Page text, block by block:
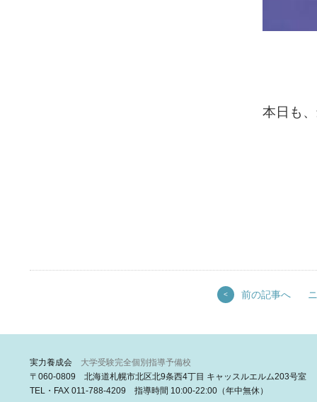
本日も
< 前の記事へ
実力養成会 大学受験完全個別指導予備校
〒060-0809 北海道札幌市北区北9条西4丁目 キャッスルエルム203号室
TEL・FAX 011-788-4209 指導時間 10:00-22:00（年中無休）